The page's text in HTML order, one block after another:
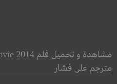
الفتاة الناضجة
مترجم على فشار